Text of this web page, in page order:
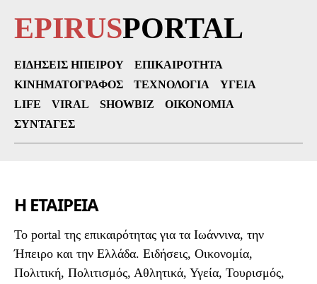
EPIRUSPORTAL
ΕΙΔΉΣΕΙΣ ΗΠΕΊΡΟΥ
ΕΠΙΚΑΙΡΌΤΗΤΑ
ΚΙΝΗΜΑΤΟΓΡΆΦΟΣ
ΤΕΧΝΟΛΟΓΊΑ
ΥΓΕΊΑ
LIFE
VIRAL SHOWBIZ
ΟΙΚΟΝΟΜΊΑ
ΣΥΝΤΑΓΈΣ
Η ΕΤΑΙΡΕΙΑ
To portal της επικαιρότητας για τα Ιωάννινα, την
Ήπειρο και την Ελλάδα. Ειδήσεις, Οικονομία,
Πολιτική, Πολιτισμός, Αθλητικά, Υγεία, Τουρισμός,